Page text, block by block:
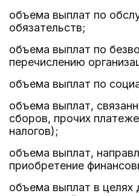
объема выплат по
обязательств;
объема выплат по
перечислению
объема выплат по
объема выплат,
сборов, прочих
налогов);
объема выплат,
приобретение
объема выплат в целях